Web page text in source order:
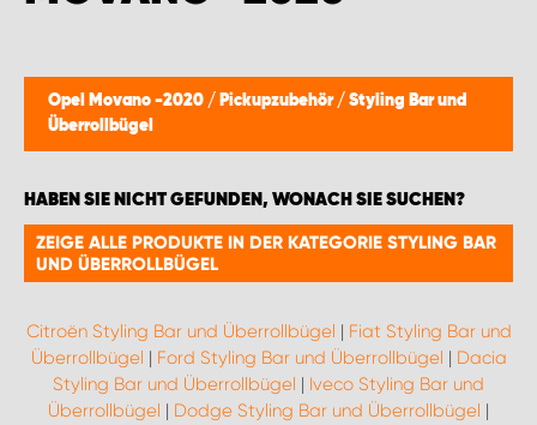
Opel Movano -2020 / Pickupzubehör / Styling Bar und
Überrollbügel
HABEN SIE NICHT GEFUNDEN, WONACH SIE SUCHEN?
ZEIGE ALLE PRODUKTE IN DER KATEGORIE STYLING BAR
UND ÜBERROLLBÜGEL
Citroën Styling Bar und Überrollbügel | Fiat Styling Bar und
Überrollbügel | Ford Styling Bar und Überrollbügel | Dacia
Styling Bar und Überrollbügel | Iveco Styling Bar und
Überrollbügel | Dodge Styling Bar und Überrollbügel |